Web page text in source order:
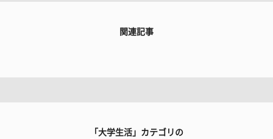
関連記事
「大学生活」カテゴリの